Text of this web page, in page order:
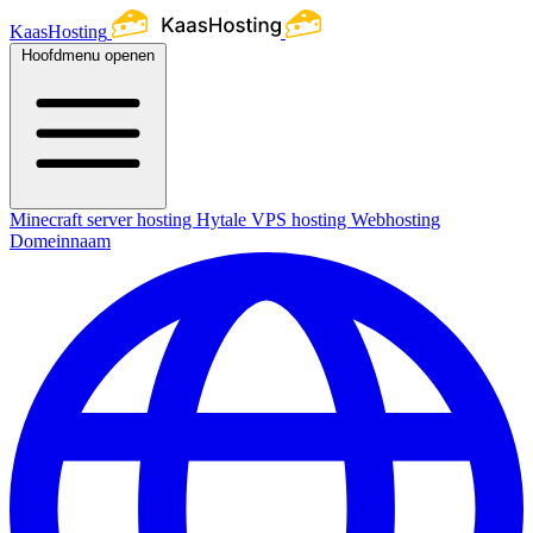
KaasHosting
Hoofdmenu openen
Minecraft server hosting Hytale VPS hosting Webhosting
Domeinnaam